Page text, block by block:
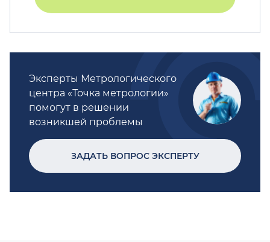
Эксперты Метрологического
центра «Точка метрологии»
помогут в решении
возникшей проблемы
ЗАДАТЬ ВОПРОС ЭКСПЕРТУ